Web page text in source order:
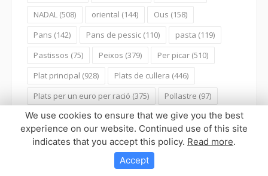
NADAL (508) oriental (144) Ous (158)
Pans (142) Pans de pessic (110) pasta (119)
Pastissos (75) Peixos (379) Per picar (510)
Plat principal (928) Plats de cullera (446)
Plats per un euro per ració (375) Pollastre (97)
postres(312) Postres individuals(191)
Primers plats
(1055) Recopilatoris
(59)
SENSE GLUTEN(243)
We use cookies to ensure that we give you the best
experience on our website. Continued use of this site
indicates that you accept this policy. Read more.
Accept